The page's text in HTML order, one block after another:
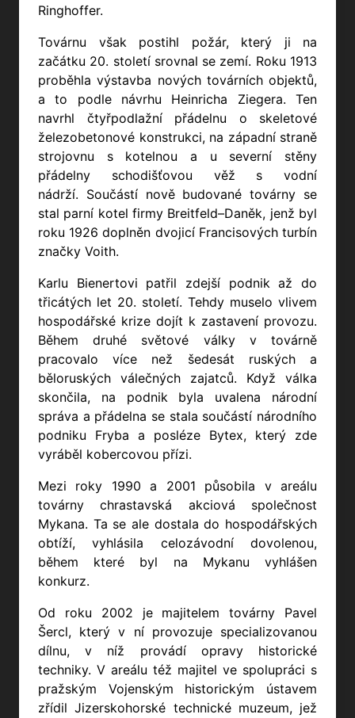
Ringhoffer.
Továrnu však postihl požár, který ji na
začátku 20. století srovnal se zemí. Roku 1913
proběhla výstavba nových továrních objektů,
a to podle návrhu Heinricha Ziegera. Ten
navrhl čtyřpodlažní přádelnu o skeletové
železobetonové konstrukci, na západní straně
strojovnu s kotelnou a u severní stěny
přádelny schodišťovou věž s vodní
nádrží. Součástí nově budované továrny se
stal parní kotel firmy Breitfeld–Daněk, jenž byl
roku 1926 doplněn dvojicí Francisových turbín
značky Voith.
Karlu Bienertovi patřil zdejší podnik až do
třicátých let 20. století. Tehdy muselo vlivem
hospodářské krize dojít k zastavení provozu.
Během druhé světové válkyv továrně
pracovalo více než šedesát ruských a
běloruských válečných zajatců. Když válka
skončila, na podnik byla uvalena národní
správa a přádelna se stala součástí národního
podniku Fryba a posléze Bytex, který zde
vyráběl kobercovou přízi.
Mezi roky 1990 a 2001 působila v areálu
továrny chrastavská akciová společnost
Mykana. Ta se ale dostala do hospodářských
obtíží, vyhlásila celozávodní dovolenou,
během které byl na Mykanu vyhlášen
konkurz.
Od roku 2002 je majitelem továrny Pavel
Šercl, který v ní provozuje specializovanou
dílnu, v níž provádí opravy historické
techniky. V areálu též majitel ve spolupráci s
pražským Vojenským historickým ústavem
zřídil Jizerskohorské technické muzeum, jež